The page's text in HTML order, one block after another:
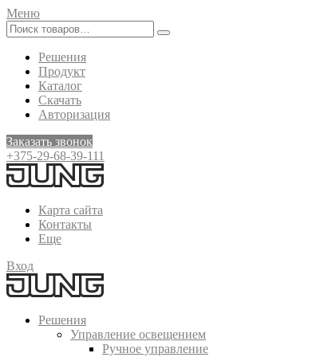
Меню
Решения
Продукт
Каталог
Скачать
Авторизация
Заказать звонок
+375-29-68-39-111
Карта сайта
Контакты
Еще
Вход
Решения
Управление освещением
Ручное управление